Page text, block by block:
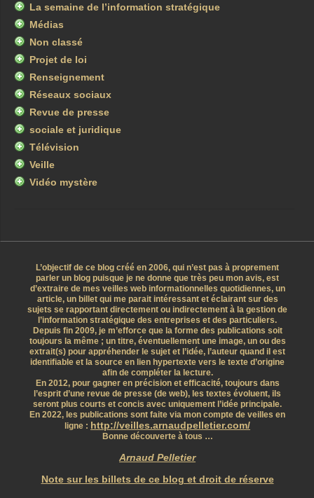
La semaine de l’information stratégique
Médias
Non classé
Projet de loi
Renseignement
Réseaux sociaux
Revue de presse
sociale et juridique
Télévision
Veille
Vidéo mystère
L’objectif de ce blog créé en 2006, qui n’est pas à proprement
parler un blog puisque je ne donne que très peu mon avis, est
d’extraire de mes veilles web informationnelles quotidiennes, un
article, un billet qui me parait intéressant et éclairant sur des
sujets se rapportant directement ou indirectement à la gestion de
l’information stratégique des entreprises et des particuliers.
Depuis fin 2009, je m’efforce que la forme des publications soit
toujours la même ; un titre, éventuellement une image, un ou des
extrait(s) pour appréhender le sujet et l’idée, l’auteur quand il est
identifiable et la source en lien hypertexte vers le texte d’origine
afin de compléter la lecture.
En 2012, pour gagner en précision et efficacité, toujours dans
l’esprit d’une revue de presse (de web), les textes évoluent, ils
seront plus courts et concis avec uniquement l’idée principale.
En 2022, les publications sont faite via mon compte de veilles en
ligne : http://veilles.arnaudpelletier.com/
Bonne découverte à tous …
Arnaud Pelletier
Note sur les billets de ce blog et droit de réserve